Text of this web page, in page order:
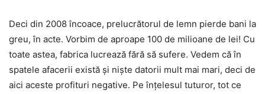
Deci din 2008 încoace, prelucrătorul de lemn pierde bani la
greu, în acte. Vorbim de aproape 100 de milioane de lei! Cu
toate astea, fabrica lucrează fără să sufere. Vedem că în
spatele afacerii există și niște datorii mult mai mari, deci de
aici aceste profituri negative. Pe înțelesul tuturor, tot ce